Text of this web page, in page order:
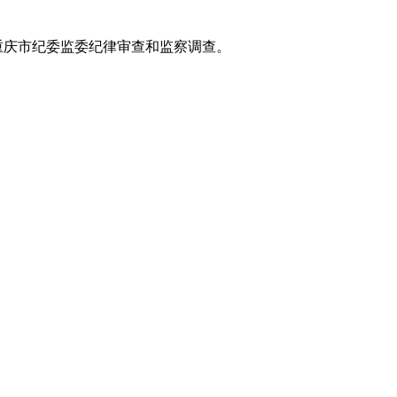
市纪委监委纪律审查和监察调查。